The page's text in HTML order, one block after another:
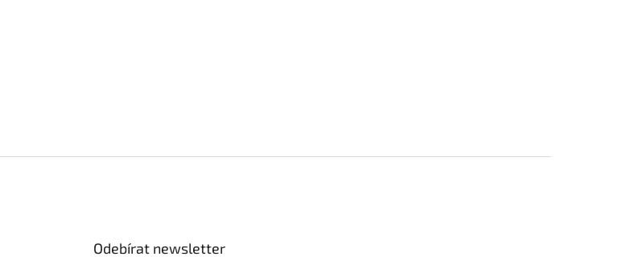
Odebírat newsletter